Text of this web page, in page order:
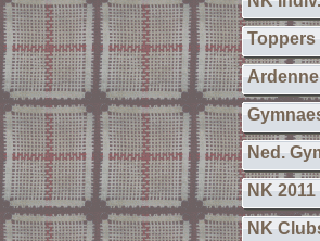
Toppers
Ned.
NK 2011
NK